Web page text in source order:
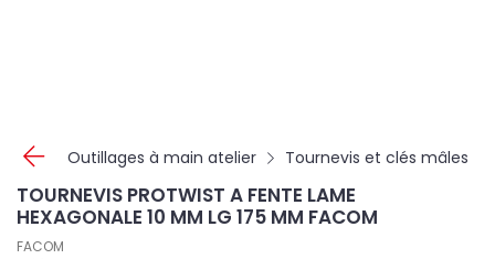
Outillages à main atelier Tournevis et clés mâles
TOURNEVIS PROTWIST A FENTE LAME
HEXAGONALE 10 MM LG 175 MM FACOM
FACOM